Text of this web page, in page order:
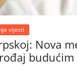
vijesti
Nova
budućim